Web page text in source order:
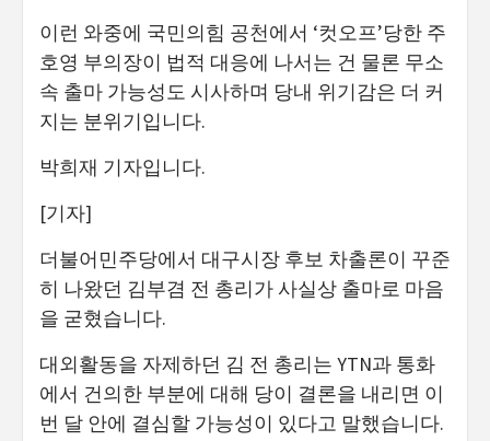
이런 와중에 국민의힘 공천에서 ‘컷오프’당한 주
호영 부의장이 법적 대응에 나서는 건 물론 무소
속 출마 가능성도 시사하며 당내 위기감은 더 커
지는 분위기입니다.
박희재 기자입니다.
[기자]
더불어민주당에서 대구시장 후보 차출론이 꾸준
히 나왔던 김부겸 전 총리가 사실상 출마로 마음
을 굳혔습니다.
대외활동을 자제하던 김 전 총리는 YTN과 통화
에서 건의한 부분에 대해 당이 결론을 내리면 이
번 달 안에 결심할 가능성이 있다고 말했습니다.